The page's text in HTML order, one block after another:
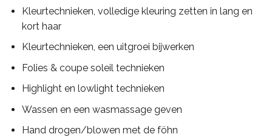
Kleurtechnieken, volledige kleuring zetten in lang en
kort haar
Kleurtechnieken, een uitgroei bijwerken
Folies & coupe soleil technieken
Highlight en lowlight technieken
Wassen en een wasmassage geven
Hand drogen/blowen met de föhn